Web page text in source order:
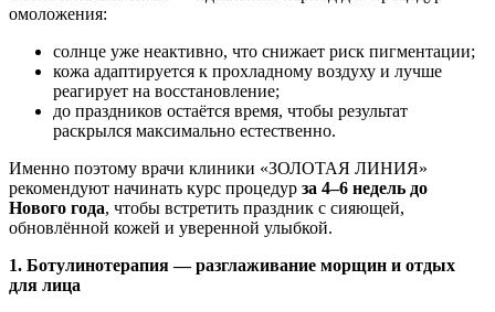
омоложения:
солнце уже неактивно, что снижает риск пигментации;
кожа адаптируется к прохладному воздуху и лучше
реагирует на восстановление;
до праздников остаётся время, чтобы результат
раскрылся максимально естественно.
Именно поэтому врачи клиники «ЗОЛОТАЯ ЛИНИЯ»
рекомендуют начинать курс процедур за 4–6 недель до
Нового года, чтобы встретить праздник с сияющей,
обновлённой кожей и уверенной улыбкой.
1. Ботулинотерапия — разглаживание морщин и отдых
для лица